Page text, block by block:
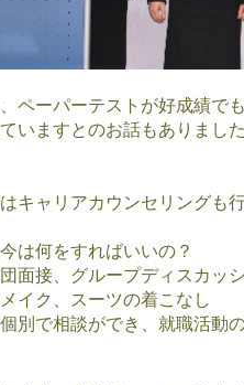
ペーパーテストが好成績で
いますとのお話もありまし
キャリアカウンセリングも
は何をすればいいの？
面接、グループディスカッ
イク、スーツの着こなし
別で相談ができ、就職活動